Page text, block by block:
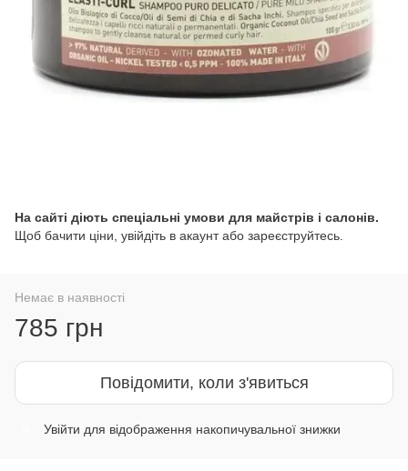
На сайті діють спеціальні умови для майстрів і салонів.
Щоб бачити ціни, увійдіть в акаунт або зареєструйтесь.
Немає в наявності
785 грн
Повідомити, коли з'явиться
Увійти для відображення накопичувальної знижки